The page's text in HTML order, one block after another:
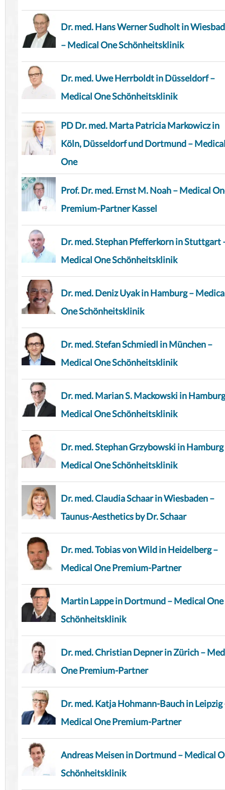
Dr. med. Hans Werner Sudholt in
– Medical One Schönheitsklinik
Dr. med. Uwe Herrboldt in Düsseldorf –
Medical One Schönheitsklinik
PD Dr. med. Marta Patricia Markowicz in
Köln, Düsseldorf und Dortmund –
One
Prof. Dr. med. Ernst M. Noah – Medical
Premium-Partner Kassel
Dr. med. Stephan Pfefferkorn in Stuttgart
Medical One Schönheitsklinik
Dr. med. Deniz Uyak in Hamburg –
One Schönheitsklinik
Dr. med. Stefan Schmiedl in München –
Medical One Schönheitsklinik
Dr. med. Marian S. Mackowski in
Medical One Schönheitsklinik
Dr. med. Stephan Grzybowski in Hamburg
Medical One Schönheitsklinik
Dr. med. Claudia Schaar in Wiesbaden –
Taunus-Aesthetics by Dr. Schaar
Dr. med. Tobias von Wild in Heidelberg –
Medical One Premium-Partner
Martin Lappe in Dortmund – Medical One
Schönheitsklinik
Dr. med. Christian Depner in Zürich –
One Premium-Partner
Dr. med. Katja Hohmann-Bauch in Leipzig
Medical One Premium-Partner
Andreas Meisen in Dortmund – Medical
Schönheitsklinik